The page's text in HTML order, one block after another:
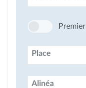
Place
Alinéa